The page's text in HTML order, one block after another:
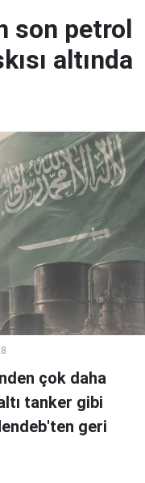
son petrol
altında
çok daha
tanker gibi
geri